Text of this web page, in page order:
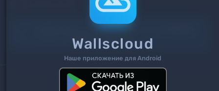
Чтоб добавить комментарий
зарегистрируйтесь
Поиск Теги Контакты
Wallscloud
Наше приложение для Android